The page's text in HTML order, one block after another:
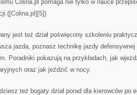
Colina.pl pomaga nie tylko w nauce
jest też dział poświęcony szkoleniu
jazda, poznasz technikę jazdy
Poradniki pokazują na przykładach, jak
oraz jak jeździć w nocy.
też bogaty dział porad dla kierowców po